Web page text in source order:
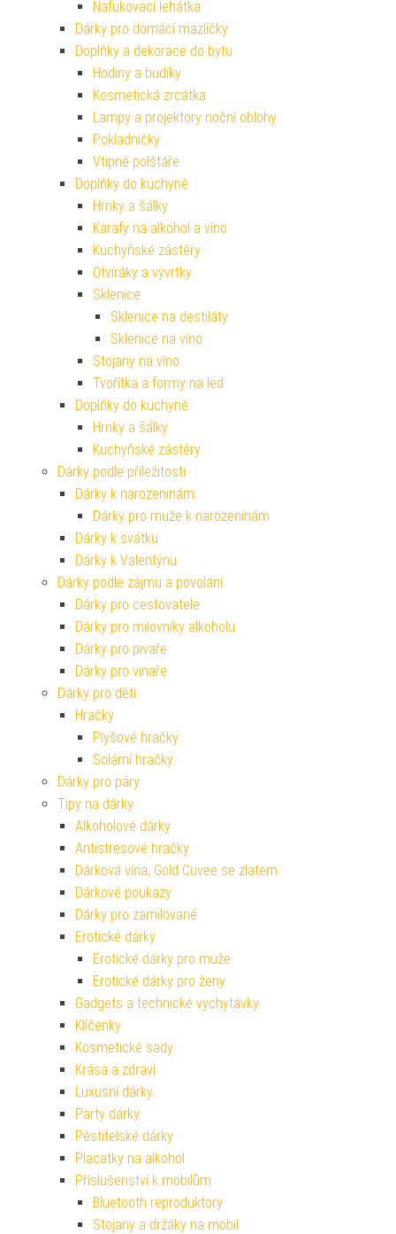
Nafukovací lehátka
Dárky pro domácí mazlíčky
Doplňky a dekorace do bytu
Hodiny a budíky
Kosmetická zrcátka
Lampy a projektory noční oblohy
Pokladničky
Vtipné polštáře
Doplňky do kuchyně
Hrnky a šálky
Karafy na alkohol a víno
Kuchyňské zástěry
Otvíráky a vývrtky
Sklenice
Sklenice na destiláty
Sklenice na víno
Stojany na víno
Tvořítka a formy na led
Doplňky do kuchyně
Hrnky a šálky
Kuchyňské zástěry
Dárky podle příležitosti
Dárky k narozeninám
Dárky pro muže k narozeninám
Dárky k svátku
Dárky k Valentýnu
Dárky podle zájmu a povolání
Dárky pro cestovatele
Dárky pro milovníky alkoholu
Dárky pro pivaře
Dárky pro vinaře
Dárky pro děti
Hračky
Plyšové hračky
Solární hračky
Dárky pro páry
Tipy na dárky
Alkoholové dárky
Antistresové hračky
Dárková vína, Gold Cuvee se zlatem
Dárkové poukazy
Dárky pro zamilované
Erotické dárky
Erotické dárky pro muže
Erotické dárky pro ženy
Gadgets a technické vychytávky
Klíčenky
Kosmetické sady
Krása a zdraví
Luxusní dárky
Party dárky
Pěstitelské dárky
Placatky na alkohol
Příslušenství k mobilům
Bluetooth reproduktory
Stojany a držáky na mobil